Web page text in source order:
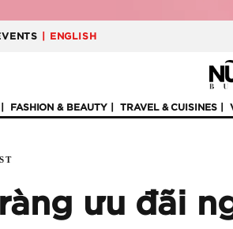
| ENGLISH
FASHION & BEAUTY TRAVEL & CUISINES
ưu đãi